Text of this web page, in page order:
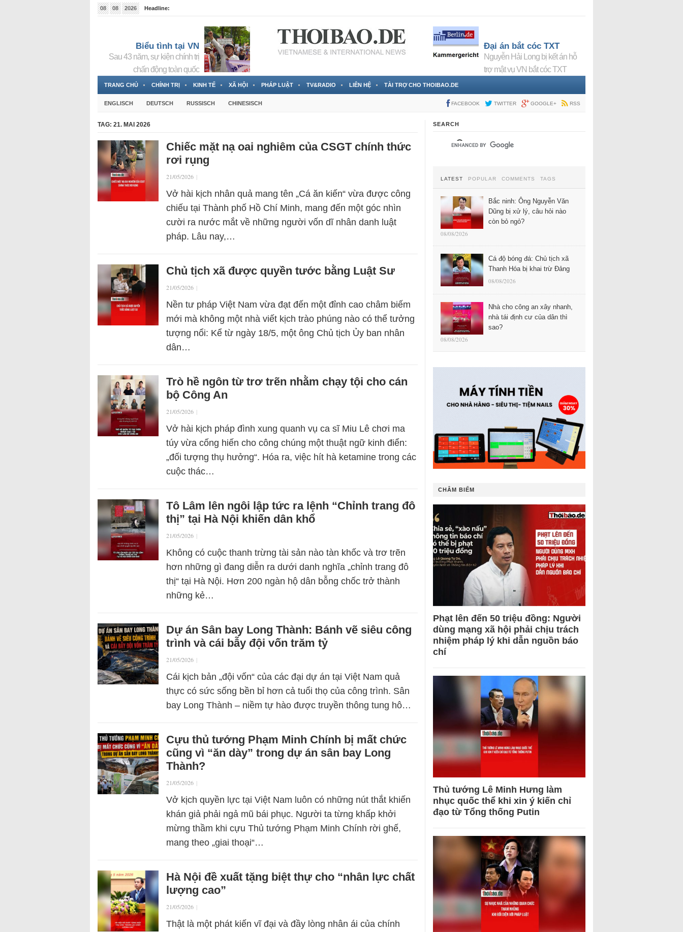
08 08 2026
Headline:
Biểu tình tại VN
Sau 43 năm, sự kiện chính trị
chấn động toàn quốc
Đại án bắt cóc TXT
Nguyễn Hải Long bị kết án hỗ
trợ mật vụ VN bắt cóc TXT
TRANG CHỦ CHÍNH TRỊ KINH TẾ XÃ HỘI PHÁP LUẬT TV&RADIO LIÊN HỆ TÀI TRỢ CHO THOIBAO.DE
ENGLISCH DEUTSCH RUSSISCH CHINESISCH FACEBOOK TWITTER GOOGLE+ RSS
TAG: 21. MAI 2026
Chiếc mặt nạ oai nghiêm của CSGT chính thức
rơi rụng
21/05/2026 |
Vở hài kịch nhân quả mang tên „Cá ăn kiến“ vừa được công
chiếu tại Thành phố Hồ Chí Minh, mang đến một góc nhìn
cười ra nước mắt về những người vốn dĩ nhân danh luật
pháp. Lâu nay,…
Chủ tịch xã được quyền tước bằng Luật Sư
21/05/2026 |
Nền tư pháp Việt Nam vừa đạt đến một đỉnh cao châm biếm
mới mà không một nhà viết kịch trào phúng nào có thể tưởng
tượng nổi: Kể từ ngày 18/5, một ông Chủ tịch Ủy ban nhân
dân…
Trò hề ngôn từ trơ trẽn nhằm chạy tội cho cán
bộ Công An
21/05/2026 |
Vở hài kịch pháp đình xung quanh vụ ca sĩ Miu Lê chơi ma
túy vừa cống hiến cho công chúng một thuật ngữ kinh điển:
„đối tượng thụ hưởng“. Hóa ra, việc hít hà ketamine trong các
cuộc thác…
Tô Lâm lên ngôi lập tức ra lệnh “Chỉnh trang đô
thị” tại Hà Nội khiến dân khổ
21/05/2026 |
Không có cuộc thanh trừng tài sản nào tàn khốc và trơ trẽn
hơn những gì đang diễn ra dưới danh nghĩa „chỉnh trang đô
thị“ tại Hà Nội. Hơn 200 ngàn hộ dân bỗng chốc trở thành
những kẻ…
Dự án Sân bay Long Thành: Bánh vẽ siêu công
trình và cái bẫy đội vốn trăm tỷ
21/05/2026 |
Cái kịch bản „đội vốn“ của các đại dự án tại Việt Nam quả
thực có sức sống bền bỉ hơn cả tuổi thọ của công trình. Sân
bay Long Thành – niềm tự hào được truyền thông tung hô…
Cựu thủ tướng Phạm Minh Chính bị mất chức
cũng vì “ăn dày” trong dự án sân bay Long
Thành?
21/05/2026 |
Vở kịch quyền lực tại Việt Nam luôn có những nút thắt khiến
khán giả phải ngả mũ bái phục. Người ta từng khấp khởi
mừng thầm khi cựu Thủ tướng Phạm Minh Chính rời ghế,
mang theo „giai thoại“…
Hà Nội đề xuất tặng biệt thự cho “nhân lực chất
lượng cao”
21/05/2026 |
Thật là một phát kiến vĩ đại và đầy lòng nhân ái của chính
SEARCH
LATEST POPULAR COMMENTS TAGS
Bắc ninh: Ông Nguyễn Văn
Dũng bị xử lý, câu hỏi nào
còn bỏ ngỏ?
08/08/2026
Cá độ bóng đá: Chủ tịch xã
Thanh Hóa bị khai trừ Đảng
08/08/2026
Nhà cho công an xây nhanh,
nhà tái định cư của dân thì
sao?
08/08/2026
CHÂM BIẾM
Phạt lên đến 50 triệu đồng: Người
dùng mạng xã hội phải chịu trách
nhiệm pháp lý khi dẫn nguồn báo
chí
Thủ tướng Lê Minh Hưng làm
nhục quốc thể khi xin ý kiến chỉ
đạo từ Tổng thống Putin